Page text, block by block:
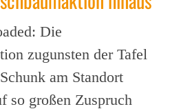
Die
zugunsten der Tafel
am Standort
so großen Zuspruch